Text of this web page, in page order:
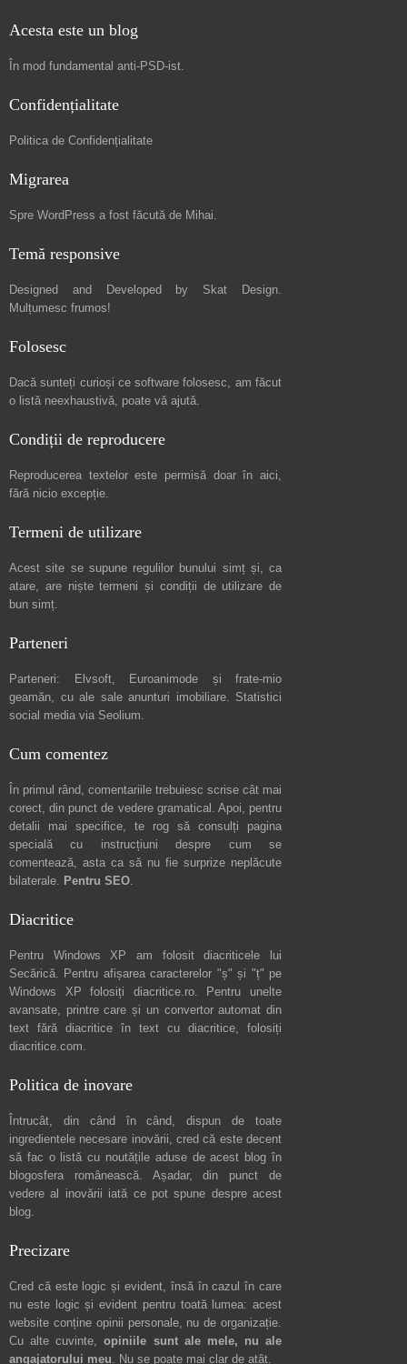
Acesta este un blog
În mod fundamental anti-PSD-ist.
Confidențialitate
Politica de Confidențialitate
Migrarea
Spre WordPress a fost făcută de Mihai.
Temă responsive
Designed and Developed by Skat Design.
Mulțumesc frumos!
Folosesc
Dacă sunteți curioși ce software folosesc, am făcut
o listă neexhaustivă, poate vă ajută.
Condiții de reproducere
Reproducerea textelor este permisă doar în aici,
fără nicio excepție.
Termeni de utilizare
Acest site se supune regulilor bunului simț și, ca
atare, are niștetermeni și condiții de utilizare de
bun simț.
Parteneri
Parteneri: Elvsoft, Euroanimode și frate-mio
geamăn, cu ale sale anunturi imobiliare. Statistici
social media via Seolium.
Cum comentez
În primul rând, comentariile trebuiesc scrise cât mai
corect, din punct de vedere gramatical. Apoi, pentru
detalii mai specifice, te rog să consulți pagina
specială cu instrucțiuni despre cum se
comentează, asta ca să nu fie surprize neplăcute
bilaterale. Pentru SEO.
Diacritice
Pentru Windows XP am folosit diacriticele lui
Secărică. Pentru afișarea caracterelor "ș" și "ț" pe
Windows XP folosiți diacritice.ro. Pentru unelte
avansate, printre care și un convertor automat din
text fără diacritice în text cu diacritice, folosiți
diacritice.com.
Politica de inovare
Întrucât, din când în când, dispun de toate
ingredientele necesare inovării, cred că este decent
să fac o listă cu noutățile aduse de acest blog în
blogosfera românească. Așadar, din punct de
vedere al inovării iată ce pot spune despre acest
blog.
Precizare
Cred că este logic și evident, însă în cazul în care
nu este logic și evident pentru toată lumea: acest
website conține opinii personale, nu de organizație.
Cu alte cuvinte,opiniile sunt ale mele, nu ale
angajatorului meu. Nu se poate mai clar de atât.